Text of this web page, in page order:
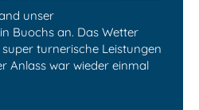
unser
Buochs an. Das Wetter
turnerische Leistungen
Anlass war wieder einmal